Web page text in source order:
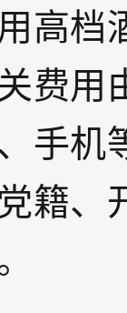
高档
费用
手机
籍、